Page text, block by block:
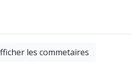
les commetaires